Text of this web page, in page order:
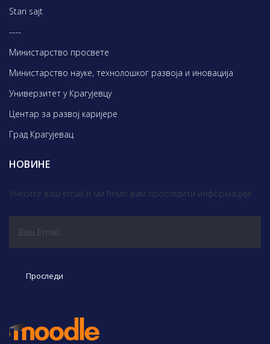
Stari sajt
----
Министарство просвете
Министарство науке, технолошког развоја и иновација
Универзитет у Крагујевцу
Центар за развој каријере
Град Крагујевац
НОВИНЕ
Унесите ваш email и ми ћемо вам проследити информације